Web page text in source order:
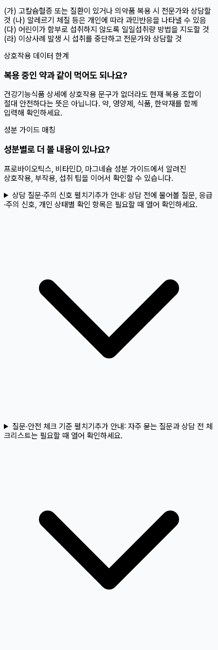
(가) 고칼슘혈증 또는 질환이 있거나 의약품 복용 시 전문가와 상담할
것 (나) 알레르기 체질 등은 개인에 따라 과민반응을 나타낼 수 있음
(다) 어린이가 함부로 섭취하지 않도록 일일섭취량 방법을 지도할 것
(라) 이상사례 발생 시 섭취를 중단하고 전문가와 상담할 것
상호작용 데이터 한계
복용 중인 약과 같이 먹어도 되나요?
건강기능식품 상세에 상호작용 문구가 없더라도 현재 복용 조합이
절대 안전하다는 뜻은 아닙니다. 약, 영양제, 식품, 한약재를 함께
입력해 확인하세요.
성분 가이드 매칭
성분별로 더 볼 내용이 있나요?
프로바이오틱스, 비타민D, 마그네슘 성분 가이드에서 알려진
상호작용, 부작용, 섭취 팁을 이어서 확인할 수 있습니다.
상담 질문·주의 신호 펼치기추가 안내: 상담 전에 물어볼 질문, 응급
·주의 신호, 개인 상태별 확인 항목은 필요할 때 열어 확인하세요.
질문·안전 체크 기준 펼치기추가 안내: 자주 묻는 질문과 상담 전 체
크리스트는 필요할 때 열어 확인하세요.